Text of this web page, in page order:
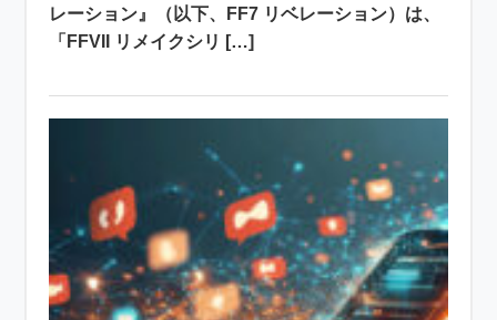
レーション』（以下、FF7 リベレーション）は、
「FFVII リメイクシリ […]